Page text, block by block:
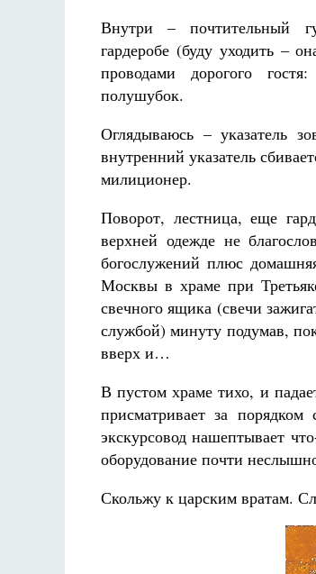
Внутри – почтительный
гардеробе (буду уходить –
проводами дорогого
полушубок.
Оглядываюсь – указатель
внутренний указатель
милиционер.
Поворот, лестница, еще
верхней одежде не
богослужений плюс
Москвы в храме при
свечного ящика (свечи
службой) минуту подумав,
вверх и…
В пустом храме тихо, и
присматривает за
экскурсовод нашептывает
оборудование почти
Скольжу к царским вратам.